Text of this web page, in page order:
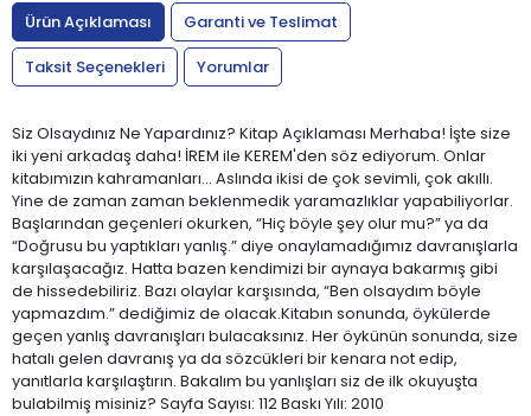
Ürün Açıklaması
Garanti ve Teslimat
Taksit Seçenekleri
Yorumlar
Siz Olsaydınız Ne Yapardınız? Kitap Açıklaması Merhaba! İşte size
iki yeni arkadaş daha! İREM ile KEREM'den söz ediyorum. Onlar
kitabımızın kahramanları... Aslında ikisi de çok sevimli, çok akıllı.
Yine de zaman zaman beklenmedik yaramazlıklar yapabiliyorlar.
Başlarından geçenleri okurken, “Hiç böyle şey olur mu?” ya da
“Doğrusu bu yaptıkları yanlış.” diye onaylamadığımız davranışlarla
karşılaşacağız. Hatta bazen kendimizi bir aynaya bakarmış gibi
de hissedebiliriz. Bazı olaylar karşısında, “Ben olsaydım böyle
yapmazdım.” dediğimiz de olacak.Kitabın sonunda, öykülerde
geçen yanlış davranışları bulacaksınız. Her öykünün sonunda, size
hatalı gelen davranış ya da sözcükleri bir kenara not edip,
yanıtlarla karşılaştırın. Bakalım bu yanlışları siz de ilk okuyuşta
bulabilmiş misiniz? Sayfa Sayısı: 112 Baskı Yılı: 2010